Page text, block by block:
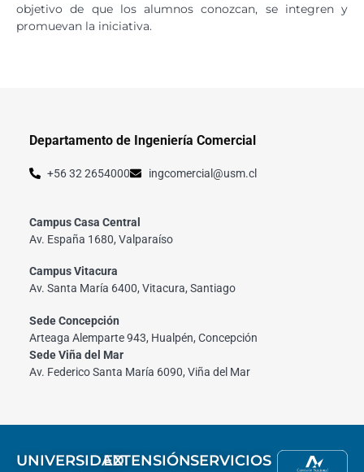
objetivo de que los alumnos conozcan, se integren y
promuevan la iniciativa.
Departamento de Ingeniería Comercial
+56 32 2654000 ingcomercial@usm.cl
Campus Casa Central
Av. España 1680, Valparaíso
Campus Vitacura
Av. Santa María 6400, Vitacura, Santiago
Sede Concepción
Arteaga Alemparte 943, Hualpén, Concepción
Sede Viña del Mar
Av. Federico Santa María 6090, Viña del Mar
UNIVERSIDADEXTENSIÓNSERVICIOS